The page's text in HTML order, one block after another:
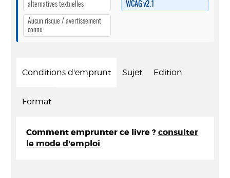
alternatives textuelles
Aucun risque / avertissement
connu
WCAG v2.1
Conditions d'emprunt Sujet Edition
Format
Comment emprunter ce livre ? consulter
le mode d'emploi